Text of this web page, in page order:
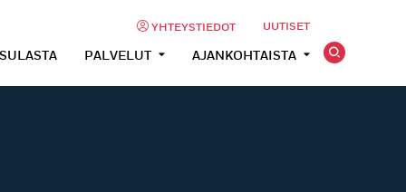
YHTEYSTIEDOT UUTISET
PALVELUT AJANKOHTAISTA